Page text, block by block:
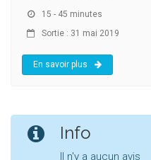
15 - 45 minutes
Sortie : 31 mai 2019
En savoir plus
Info
Il n'y a aucun avis